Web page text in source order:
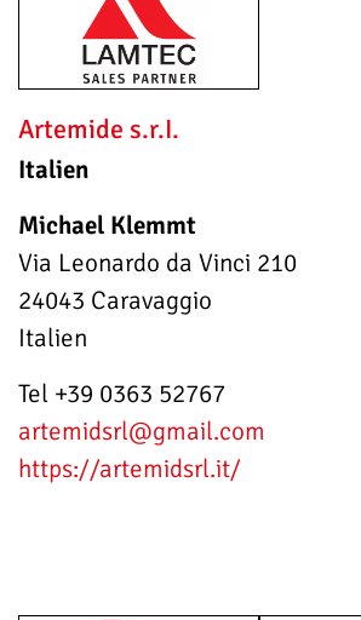
Artemide s.r.I.
Italien
Michael Klemmt
Via Leonardo da Vinci 210
24043 Caravaggio
Italien
Tel +39 0363 52767
artemidsrl@gmail.com
https://artemidsrl.it/